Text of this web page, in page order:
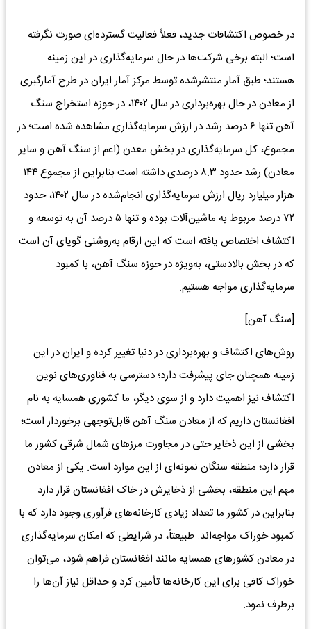
در خصوص اکتشافات جدید، فعلاً فعالیت گسترده‌ای صورت نگرفته
است؛ البته برخی شرکت‌ها در حال سرمایه‌گذاری در این زمینه
هستند؛ طبق آمار منتشرشده توسط مرکز آمار ایران در طرح آمارگیری
از معادن در حال بهره‌برداری در سال ۱۴۰۲، در حوزه استخراج سنگ
آهن تنها ۶ درصد رشد در ارزش سرمایه‌گذاری مشاهده شده است؛ در
مجموع، کل سرمایه‌گذاری در بخش معدن (اعم از سنگ آهن و سایر
معادن) رشد حدود ۸.۳ درصدی داشته است بنابراین از مجموع ۱۴۴
هزار میلیارد ریال ارزش سرمایه‌گذاری انجام‌شده در سال ۱۴۰۲، حدود
۷۲ درصد مربوط به ماشین‌آلات بوده و تنها ۵ درصد آن به توسعه و
اکتشاف اختصاص یافته است که این ارقام به‌روشنی گویای آن است
که در بخش بالادستی، به‌ویژه در حوزه سنگ آهن، با کمبود
سرمایه‌گذاری مواجه هستیم.
[سنگ آهن]
روش‌های اکتشاف و بهره‌برداری در دنیا تغییر کرده و ایران در این
زمینه همچنان جای پیشرفت دارد؛ دسترسی به فناوری‌های نوین
اکتشاف نیز اهمیت دارد و از سوی دیگر، ما کشوری همسایه به نام
افغانستان داریم که از معادن سنگ آهن قابل‌توجهی برخوردار است؛
بخشی از این ذخایر حتی در مجاورت مرزهای شمال شرقی کشور ما
قرار دارد؛ منطقه سنگان نمونه‌ای از این موارد است. یکی از معادن
مهم این منطقه، بخشی از ذخایرش در خاک افغانستان قرار دارد
بنابراین در کشور ما تعداد زیادی کارخانه‌های فرآوری وجود دارد که با
کمبود خوراک مواجه‌اند. طبیعتاً، در شرایطی که امکان سرمایه‌گذاری
در معادن کشورهای همسایه مانند افغانستان فراهم شود، می‌توان
خوراک کافی برای این کارخانه‌ها تأمین کرد و حداقل نیاز آن‌ها را
برطرف نمود.